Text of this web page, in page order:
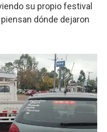
su propio festival
dónde dejaron